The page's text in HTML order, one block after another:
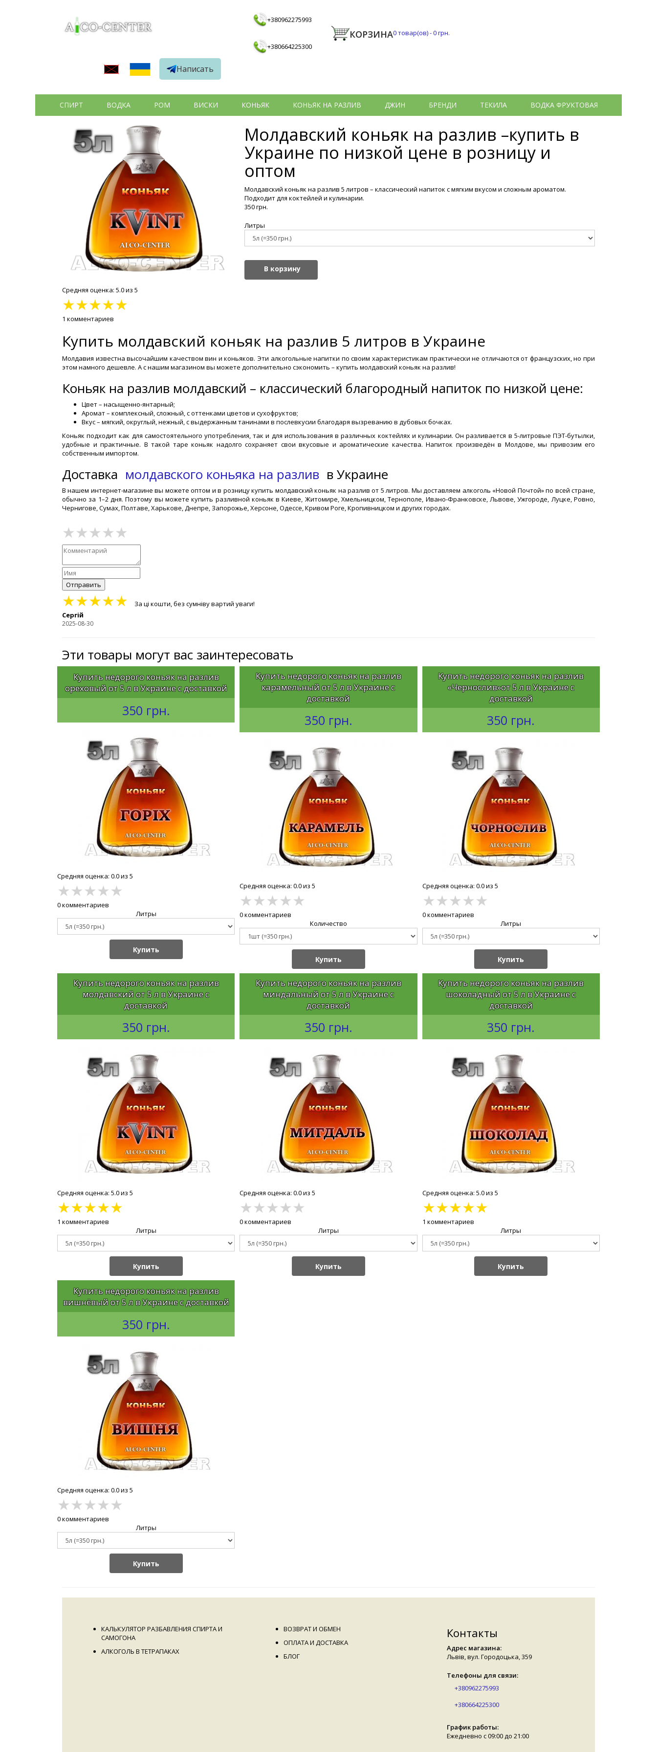
Написать
+380962275993
+380664225300
КОРЗИНА0товар(ов) -0 грн.
СПИРТ ВОДКА РОМ ВИСКИ КОНЬЯК КОНЬЯК НА РАЗЛИВ ДЖИН БРЕНДИ ТЕКИЛА ВОДКА ФРУКТОВАЯ
Средняя оценка: 5.0 из 5
★★★★★
1 комментариев
Молдавский коньяк на разлив –купить в
Украине по низкой цене в розницу и
оптом
Молдавский коньяк на разлив 5 литров – классический напиток с мягким вкусом и сложным ароматом.
Подходит для коктейлей и кулинарии.
350 грн.
Литры
В корзину
Купить молдавский коньяк на разлив 5 литров в Украине
Молдавия известна высочайшим качеством вин и коньяков. Эти алкогольные напитки по своим характеристикам практически не отличаются от французских, но при
этом намного дешевле. А с нашим магазином вы можете дополнительно сэкономить – купить молдавский коньяк на разлив!
Коньяк на разлив молдавский – классический благородный напиток по низкой цене:
Цвет – насыщенно-янтарный;
Аромат – комплексный, сложный, с оттенками цветов и сухофруктов;
Вкус – мягкий, округлый, нежный, с выдержанным танинами в послевкусии благодаря вызреванию в дубовых бочках.
Коньяк подходит как для самостоятельного употребления, так и для использования в различных коктейлях и кулинарии. Он разливается в 5-литровые ПЭТ-бутылки,
удобные и практичные. В такой таре коньяк надолго сохраняет свои вкусовые и ароматические качества. Напиток произведён в Молдове, мы привозим его
собственным импортом.
Доставка молдавского коньяка на разлив в Украине
В нашем интернет-магазине вы можете оптом и в розницу купить молдавский коньяк на разлив от 5 литров. Мы доставляем алкоголь «Новой Почтой» по всей стране,
обычно за 1–2 дня. Поэтому вы можете купить разливной коньяк в Киеве, Житомире, Хмельницком, Тернополе, Ивано-Франковске, Львове, Ужгороде, Луцке, Ровно,
Чернигове, Сумах, Полтаве, Харькове, Днепре, Запорожье, Херсоне, Одессе, Кривом Роге, Кропивницком и других городах.
Отправить
★★★★★
За ці кошти, без сумніву вартий уваги!
Сергій
2025-08-30
Эти товары могут вас заинтересовать
Купить недорого коньяк на разлив
ореховый от 5 л в Украине с доставкой
350 грн.
Средняя оценка: 0.0 из 5
★★★★★
0 комментариев
Литры
Купить
Купить недорого коньяк на разлив
карамельный от 5 л в Украине с
доставкой
350 грн.
Средняя оценка: 0.0 из 5
★★★★★
0 комментариев
Количество
Купить
Купить недорого коньяк на разлив
«Чернослив»от 5 л в Украине с
доставкой
350 грн.
Средняя оценка: 0.0 из 5
★★★★★
0 комментариев
Литры
Купить
Купить недорого коньяк на разлив
молдавский от 5 л в Украине с
доставкой
350 грн.
Средняя оценка: 5.0 из 5
★★★★★
1 комментариев
Литры
Купить
Купить недорого коньяк на разлив
миндальный от 5 л в Украине с
доставкой
350 грн.
Средняя оценка: 0.0 из 5
★★★★★
0 комментариев
Литры
Купить
Купить недорого коньяк на разлив
шоколадный от 5 л в Украине с
доставкой
350 грн.
Средняя оценка: 5.0 из 5
★★★★★
1 комментариев
Литры
Купить
Купить недорого коньяк на разлив
вишнёвый от 5 л в Украине с доставкой
350 грн.
Средняя оценка: 0.0 из 5
★★★★★
0 комментариев
Литры
Купить
КАЛЬКУЛЯТОР РАЗБАВЛЕНИЯ СПИРТА И
САМОГОНА
АЛКОГОЛЬ В ТЕТРАПАКАХ
ВОЗВРАТ И ОБМЕН
ОПЛАТА И ДОСТАВКА
БЛОГ
Контакты
Адрес магазина:
Львів, вул. Городоцька, 359
Телефоны для связи:
+380962275993
+380664225300
График работы:
Ежедневно с 09:00 до 21:00